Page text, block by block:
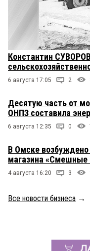
Константин
6 августа 17:05 2
Десятую часть от
ОНПЗ составила
6 августа 12:35 0
В Омске возбуждено
магазина «Смешные
4 августа 16:20 3
Все новости бизнеса →